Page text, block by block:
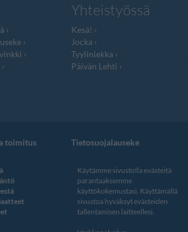
Yhteistyössä
Kesä!
Jocka
Tyyliniekka
Päivän Lehti
toimitus Tietosuojalauseke
Käytämme sivustolla evästeitä
parantaaksemme
käyttökokemustasi. Käyttämällä
sivustoa hyväksyt evästeiden
tallentamisen laitteellesi.